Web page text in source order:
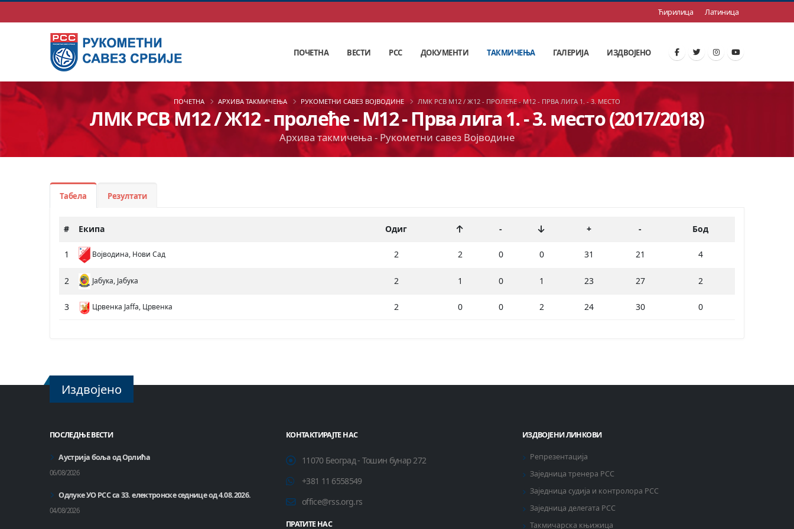
Ћирилица Латиница
ПОЧЕТНА ВЕСТИ РСС ДОКУМЕНТИ ТАКМИЧЕЊА ГАЛЕРИЈА ИЗДВОЈЕНО
ЛМК РСВ М12 / Ж12 - пролеће - М12 - Прва лига 1. - 3. место (2017/2018)
Архива такмичења - Рукометни савез Војводине
ПОЧЕТНА АРХИВА ТАКМИЧЕЊА РУКОМЕТНИ САВЕЗ ВОЈВОДИНЕ ЛМК РСВ М12 / Ж12 - ПРОЛЕЋЕ - М12 - ПРВА ЛИГА 1. - 3. МЕСТО
Табела Резултати
# Екипа Одиг - + - Бод
1 Војводина, Нови Сад 2 2 0 0 31 21 4
2 Јабука, Јабука 2 1 0 1 23 27 2
3 Црвенка Jaffa, Црвенка 2 0 0 2 24 30 0
Издвојено
ПОСЛЕДЊЕ ВЕСТИ
Аустрија боља од Орлића
06/08/2026
Одлуке УО РСС са 33. електронске седнице од 4.08.2026.
04/08/2026
КОНТАКТИРАЈТЕ НАС
11070 Београд - Тошин бунар 272
+381 11 6558549
office@rss.org.rs
ПРАТИТЕ НАС
ИЗДВОЈЕНИ ЛИНКОВИ
Репрезентација
Заједница тренера РСС
Заједница судија и контролора РСС
Заједница делегата РСС
Такмичарска књижица